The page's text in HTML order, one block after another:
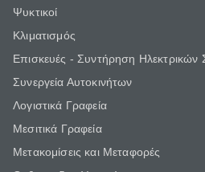
Ψυκτικοί
Κλιματισμός
Επισκευές - Συντήρηση Ηλεκτρικών
Συνεργεία Αυτοκινήτων
Λογιστικά Γραφεία
Μεσιτικά Γραφεία
Μετακομίσεις και Μεταφορές